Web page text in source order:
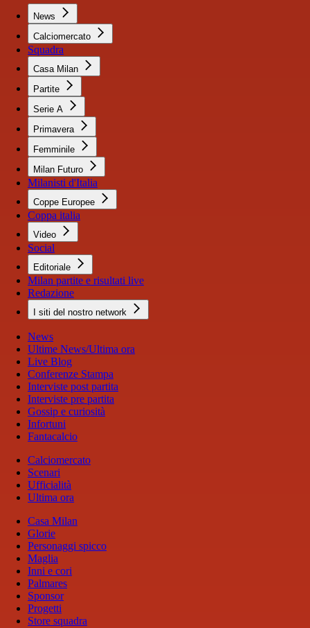
News
Calciomercato
Squadra
Casa Milan
Partite
Serie A
Primavera
Femminile
Milan Futuro
Milanisti d'Italia
Coppe Europee
Coppa italia
Video
Social
Editoriale
Milan partite e risultati live
Redazione
I siti del nostro network
News
Ultime News/Ultima ora
Live Blog
Conferenze Stampa
Interviste post partita
Interviste pre partita
Gossip e curiosità
Infortuni
Fantacalcio
Calciomercato
Scenari
Ufficialità
Ultima ora
Casa Milan
Glorie
Personaggi spicco
Maglia
Inni e cori
Palmares
Sponsor
Progetti
Store squadra